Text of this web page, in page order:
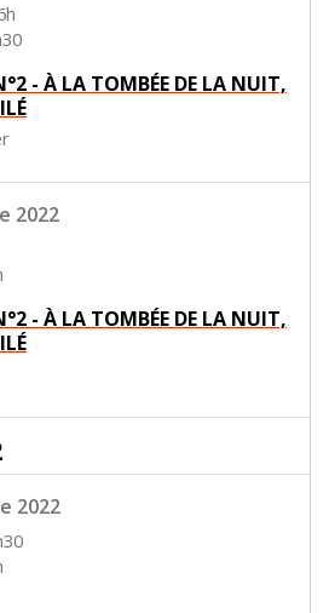
- À LA TOMBÉE DE LA NUIT,
2022
- À LA TOMBÉE DE LA NUIT,
2022